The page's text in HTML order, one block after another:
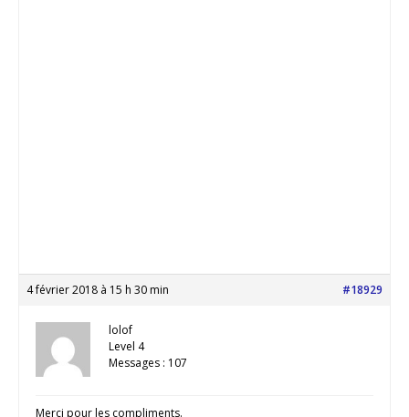
4 février 2018 à 15 h 30 min #18929
lolof
Level 4
Messages : 107
Merci pour les compliments.